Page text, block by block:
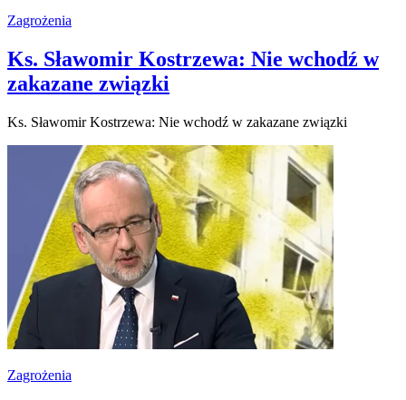
Zagrożenia
Ks. Sławomir Kostrzewa: Nie wchodź w
zakazane związki
Ks. Sławomir Kostrzewa: Nie wchodź w zakazane związki
Zagrożenia